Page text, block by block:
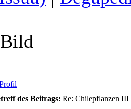
des Beitrags: Re: Chilepflanzen